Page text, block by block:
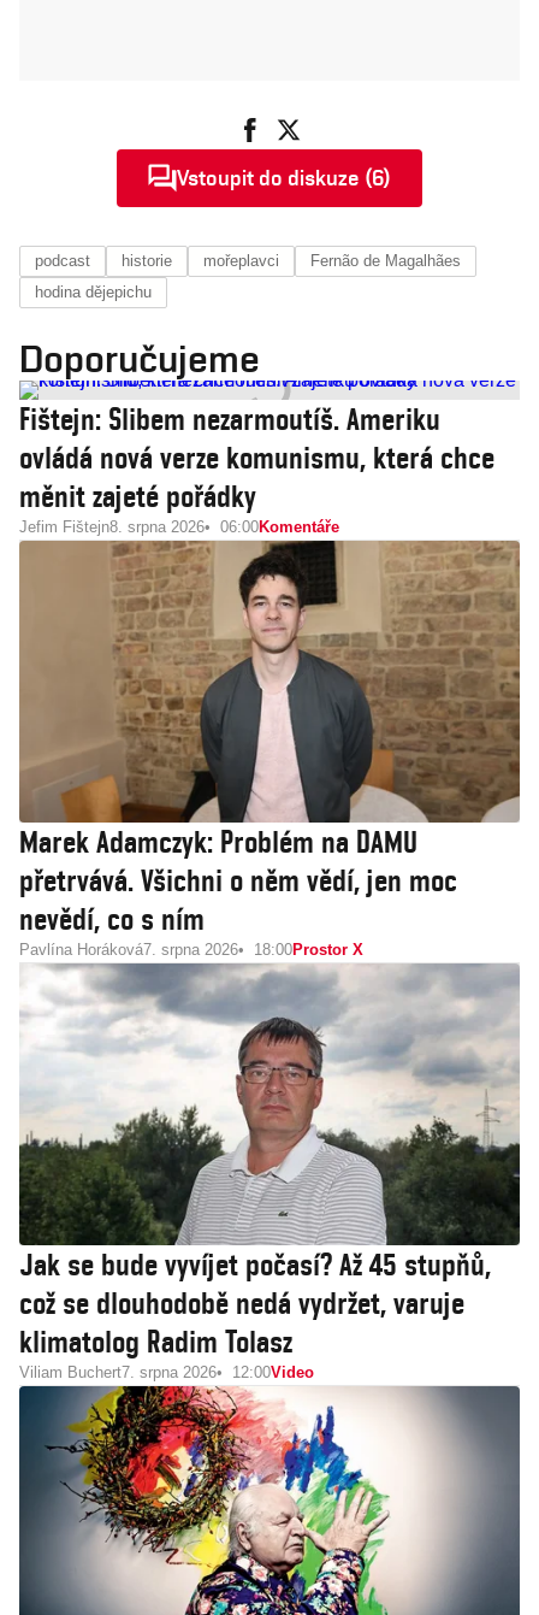
Vstoupit do diskuze (6)
podcast historie mořeplavci
Fernão de Magalhães
hodina dějepichu
Doporučujeme
Fištejn: Slibem nezarmoutíš. Ameriku
ovládá nová verze komunismu, která chce
měnit zajeté pořádky
Jefim Fištejn8. srpna 2026 06:00Komentáře
Marek Adamczyk: Problém na DAMU
přetrvává. Všichni o něm vědí, jen moc
nevědí, co s ním
Pavlína Horáková7. srpna 2026 18:00Prostor X
Jak se bude vyvíjet počasí? Až 45 stupňů,
což se dlouhodobě nedá vydržet, varuje
klimatolog Radim Tolasz
Viliam Buchert7. srpna 2026 12:00Video